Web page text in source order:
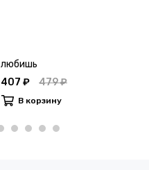
любишь
407 ₽
479 ₽
В корзину